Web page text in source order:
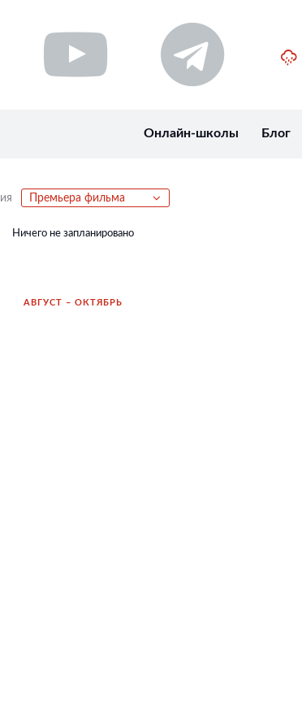
Онлайн-школы Блог
Премьера фильма
Ничего не запланировано
АВГУСТ – ОКТЯБРЬ